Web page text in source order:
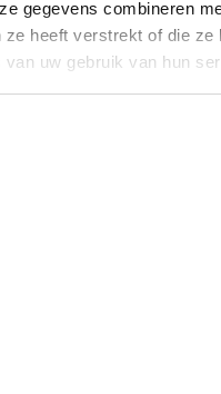
gegevens combineren
ze heeft verstrekt of die ze
uw gebruik van hun
handgemaakte
Nederlands
en design
twee